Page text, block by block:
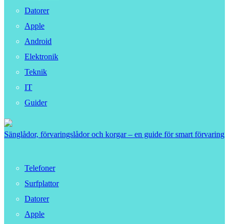
Datorer
Apple
Android
Elektronik
Teknik
IT
Guider
Sänglådor, förvaringslådor och korgar – en guide för smart förvaring
Telefoner
Surfplattor
Datorer
Apple